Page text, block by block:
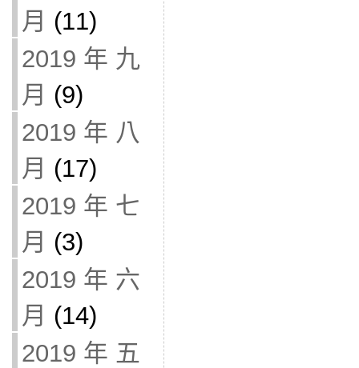
月 (11)
2019 年 九
月 (9)
2019 年 八
月 (17)
2019 年 七
月 (3)
2019 年 六
月 (14)
2019 年 五